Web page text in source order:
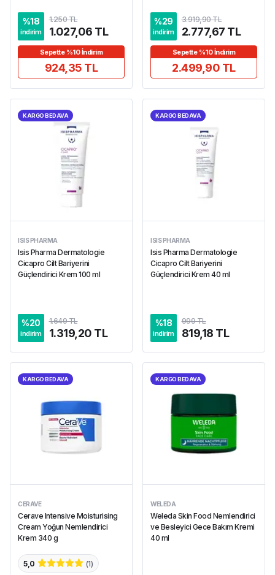
%18
indirim
1.250 TL
1.027,06 TL
Sepette %10 İndirim
924,35 TL
%29
indirim
3.919,90 TL
2.777,67 TL
Sepette %10 İndirim
2.499,90 TL
KARGO BEDAVA
ISIS PHARMA
Isis Pharma Dermatologie
Cicapro Cilt Bariyerini
Güçlendirici Krem 100 ml
%20
indirim
1.649 TL
1.319,20 TL
KARGO BEDAVA
ISIS PHARMA
Isis Pharma Dermatologie
Cicapro Cilt Bariyerini
Güçlendirici Krem 40 ml
%18
indirim
999 TL
819,18 TL
KARGO BEDAVA
CERAVE
Cerave Intensive Moisturising
Cream Yoğun Nemlendirici
Krem 340 g
5,0 (1)
KARGO BEDAVA
WELEDA
Weleda Skin Food Nemlendirici
ve Besleyici Gece Bakım Kremi
40 ml